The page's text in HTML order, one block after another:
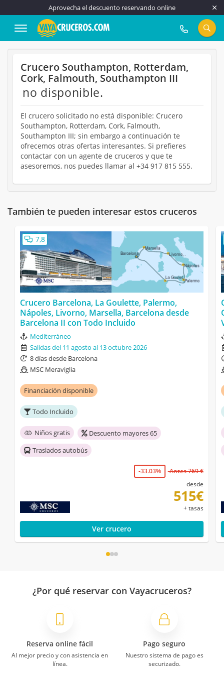
Aprovecha el descuento reservando online
917 815 555
Crucero Southampton, Rotterdam,
Cork, Falmouth, Southampton III
no disponible.
El crucero solicitado no está disponible: Crucero
Southampton, Rotterdam, Cork, Falmouth,
Southampton III; sin embargo a continuación te
ofrecemos otras ofertas interesantes. Si prefieres
contactar con un agente de cruceros y que te
asesoremos, nos puedes llamar al +34 917 815 555.
También te pueden interesar estos cruceros
7,8
Crucero Barcelona, La Goulette, Palermo,
Nápoles, Livorno, Marsella, Barcelona desde
Barcelona II con Todo Incluido
Mediterráneo
Salidas del 11 agosto al 13 octubre 2026
8 días desde Barcelona
MSC Meraviglia
Financiación disponible
Todo Incluido
Niños gratis
Descuento mayores 65
Traslados autobús
-33.03%
Antes 769 €
desde
515€
+ tasas
Ver crucero
¿Por qué reservar con Vayacruceros?
Reserva online fácil
Al mejor precio y con asistencia en
línea.
Pago seguro
Nuestro sistema de pago es
securizado.